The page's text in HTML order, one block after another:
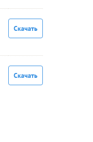
Скачать
Скачать